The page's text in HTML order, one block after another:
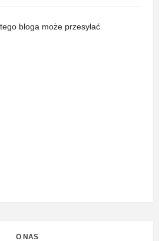
bloga może przesyłać
O NAS